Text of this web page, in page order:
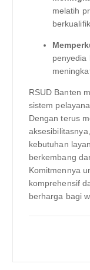
melatih
penyedia
RSUD Banten
sistem
Dengan terus
kebutuhan
berkembang
Komitmennya
komprehensif
berharga bagi